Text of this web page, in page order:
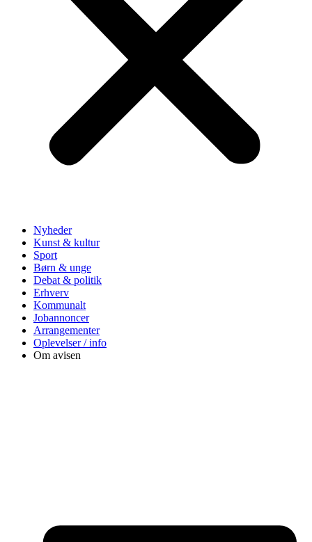
Nyheder
Kunst & kultur
Sport
Børn & unge
Debat & politik
Erhverv
Kommunalt
Jobannoncer
Arrangementer
Oplevelser / info
Om avisen